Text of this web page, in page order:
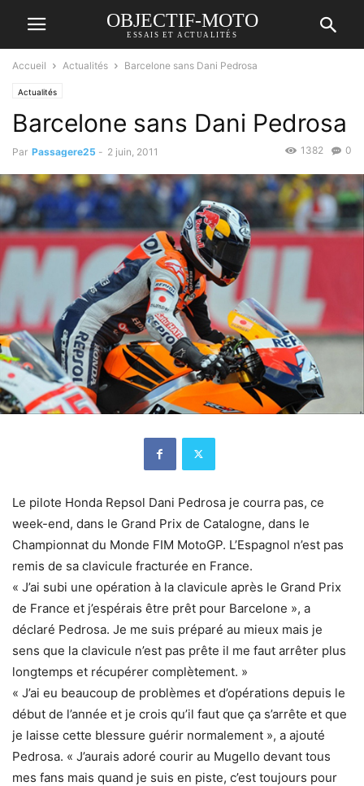
OBJECTIF-MOTO
ESSAIS ET ACTUALITÉS
Accueil Actualités Barcelone sans Dani Pedrosa
Actualités
Barcelone sans Dani Pedrosa
Par Passagere25 - 2 juin, 2011 0
1382
Le pilote Honda Repsol Dani Pedrosa je courra pas, ce
week-end, dans le Grand Prix de Catalogne, dans le
Championnat du Monde FIM MotoGP. L’Espagnol n’est pas
remis de sa clavicule fracturée en France.
« J’ai subi une opération à la clavicule après le Grand Prix
de France et j’espérais être prêt pour Barcelone », a
déclaré Pedrosa. Je me suis préparé au mieux mais je
sens que la clavicule n’est pas prête il me faut arrêter plus
longtemps et récupérer complètement. »
« J’ai eu beaucoup de problèmes et d’opérations depuis le
début de l’année et je crois qu’il faut que ça s’arrête et que
je laisse cette blessure guérir normalement », a ajouté
Pedrosa. « J’aurais adoré courir au Mugello devant tous
mes fans mais quand je suis en piste, c’est toujours pour